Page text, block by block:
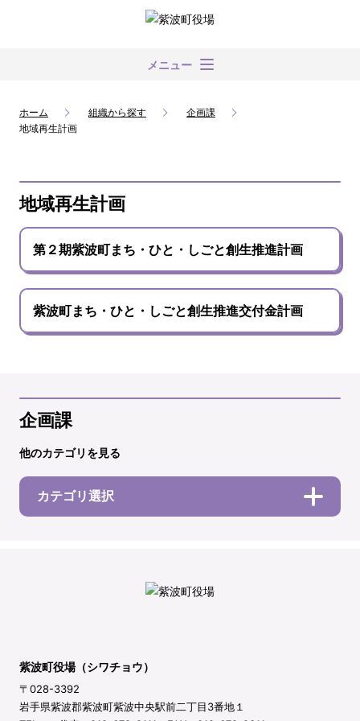
メニュー
ホーム 組織から探す
企画課
地域再生計画
地域再生計画
第２期紫波町まち・ひと・しごと創生推進計画
紫波町まち・ひと・しごと創生推進交付金計画
企画課
他のカテゴリを見る
カテゴリ選択
紫波町役場（シワチョウ）
〒028-3392
岩手県紫波郡紫波町紫波中央駅前二丁目3番地１